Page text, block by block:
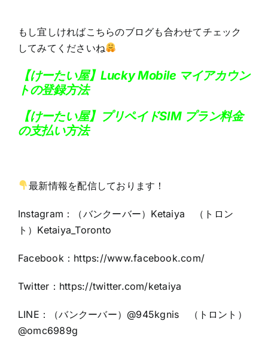
もし宜しければこちらのブログも合わせてチェック
してみてくださいね
【けーたい屋】Lucky Mobile マイアカウン
トの登録方法
【けーたい屋】プリペイドSIM プラン料金
の支払い方法
最新情報を配信しております！
Instagram：（バンクーバー）Ketaiya （トロン
ト）Ketaiya_Toronto
Facebook： https://www.facebook.com/
Twitter：https://twitter.com/ketaiya
LINE：（バンクーバー）@945kgnis （トロント）
@omc6989g